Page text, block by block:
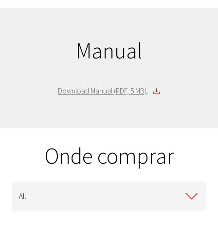
500 GB
Manual
Download Manual (PDF, 5 MB)
Onde comprar
All